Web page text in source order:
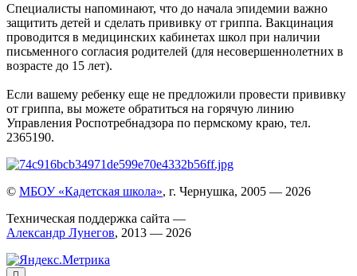
Специалисты напоминают, что до начала эпидемии важно
защитить детей и сделать прививку от гриппа. Вакцинация
проводится в медицинских кабинетах школ при наличии
письменного согласия родителей (для несовершеннолетних в
возрасте до 15 лет).
Если вашему ребенку еще не предложили провести прививку
от гриппа, вы можете обратиться на горячую линию
Управления Роспотребнадзора по пермскому краю, тел.
2365190.
© МБОУ «Кадетская школа», г. Чернушка, 2005 — 2026
Техническая поддержка сайта —
Александр Лунегов, 2013 — 2026